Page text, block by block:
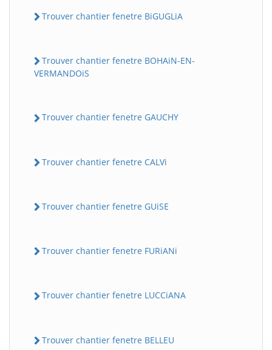
Trouver chantier fenetre BiGUGLiA
Trouver chantier fenetre BOHAiN-EN-
VERMANDOiS
Trouver chantier fenetre GAUCHY
Trouver chantier fenetre CALVi
Trouver chantier fenetre GUiSE
Trouver chantier fenetre FURiANi
Trouver chantier fenetre LUCCiANA
Trouver chantier fenetre BELLEU